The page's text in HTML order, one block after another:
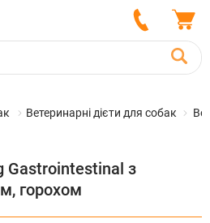
Ветеринарні дієти для собак
Gastrointestinal з
горохом